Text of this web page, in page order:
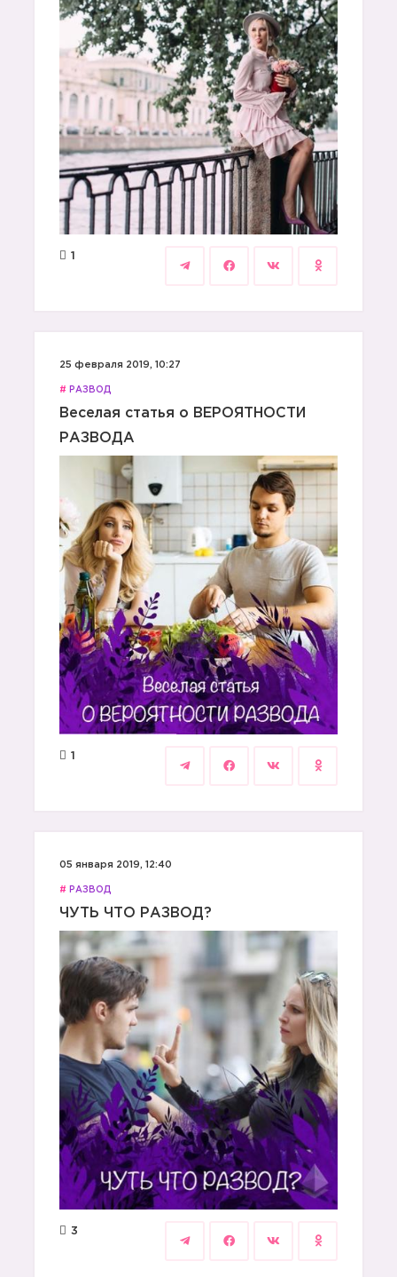
1
25 февраля 2019, 10:27
# РАЗВОД
Веселая статья о ВЕРОЯТНОСТИ
РАЗВОДА
1
05 января 2019, 12:40
# РАЗВОД
ЧУТЬ ЧТО РАЗВОД?
3